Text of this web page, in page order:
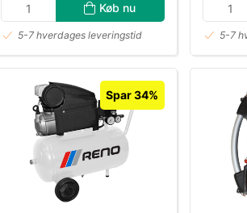
Køb nu
5-7 hverdages leveringstid 5-7
Spar 34%